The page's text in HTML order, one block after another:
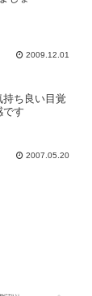
2009.12.01
ち良い目覚
です
2007.05.20